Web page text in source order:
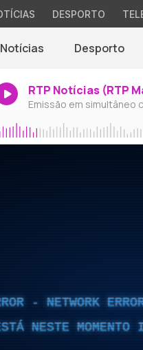
DESPORTO
Notícias Desporto
RTP Notícias (RTP
Emissão em simultâneo
- NETWORK
NESTE